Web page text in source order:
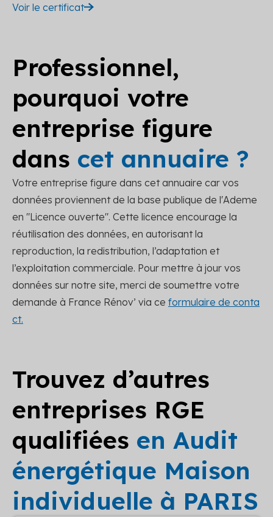
Voir le certificat
Professionnel,
pourquoi votre
entreprise figure
dans cet annuaire ?
Votre entreprise figure dans cet annuaire car vos
données proviennent de la base publique de l'Ademe
en "Licence ouverte". Cette licence encourage la
réutilisation des données, en autorisant la
reproduction, la redistribution, l’adaptation et
l’exploitation commerciale. Pour mettre à jour vos
données sur notre site, merci de soumettre votre
demande à France Rénov’ via ce formulaire de conta
ct.
Trouvez d’autres
entreprises RGE
qualifiées en Audit
énergétique Maison
individuelle à PARIS